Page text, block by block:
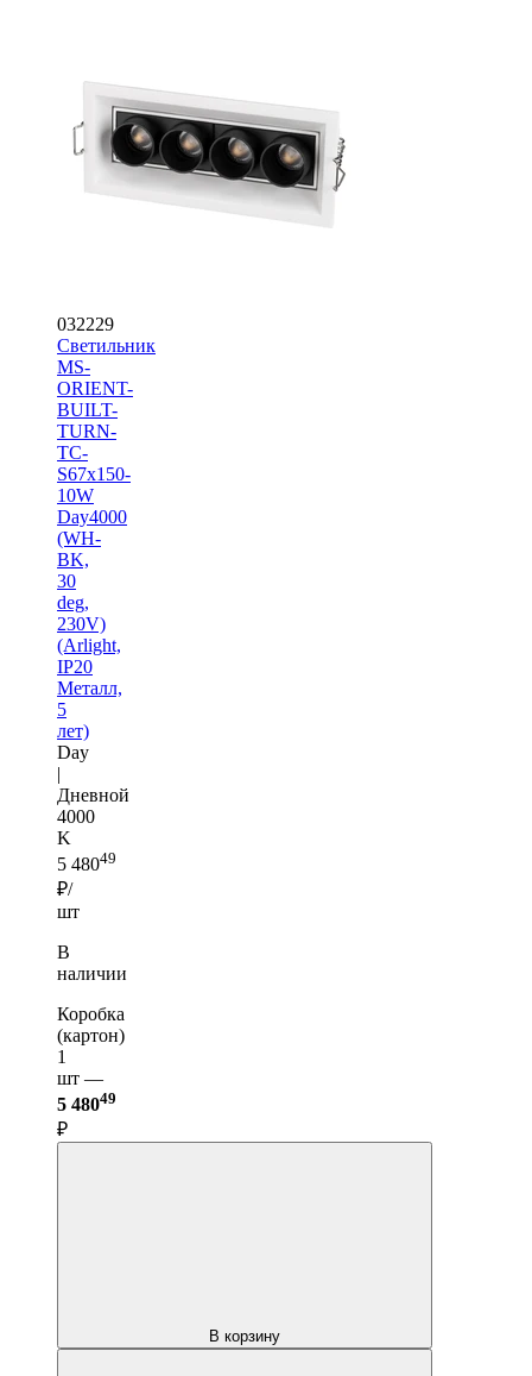
032229
Светильник
MS-
ORIENT-
BUILT-
TURN-
TC-
S67x150-
10W
Day4000
(WH-
BK,
30
deg,
230V)
(Arlight,
IP20
Металл,
5
лет)
Day
|
Дневной
4000
K
5 48049
₽/
шт
В
наличии
Коробка
(картон)
1
шт —
5 48049
₽
В корзину